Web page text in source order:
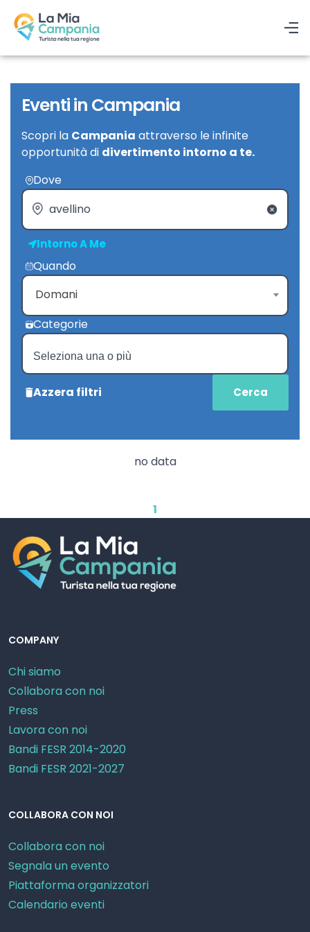
Eventi in Campania
Scopri la Campania attraverso le infinite
opportunità di divertimento intorno a te.
Dove
Intorno A Me
Quando
Domani
Categorie
Azzera filtri
no data
1
COMPANY
Chi siamo
Collabora con noi
Press
Lavora con noi
Bandi FESR 2014-2020
Bandi FESR 2021-2027
COLLABORA CON NOI
Collabora con noi
Segnala un evento
Piattaforma organizzatori
Calendario eventi